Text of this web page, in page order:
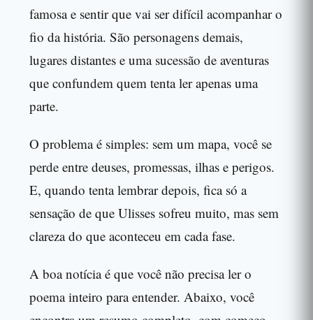
famosa e sentir que vai ser difícil acompanhar o
fio da história. São personagens demais,
lugares distantes e uma sucessão de aventuras
que confundem quem tenta ler apenas uma
parte.
O problema é simples: sem um mapa, você se
perde entre deuses, promessas, ilhas e perigos.
E, quando tenta lembrar depois, fica só a
sensação de que Ulisses sofreu muito, mas sem
clareza do que aconteceu em cada fase.
A boa notícia é que você não precisa ler o
poema inteiro para entender. Abaixo, você